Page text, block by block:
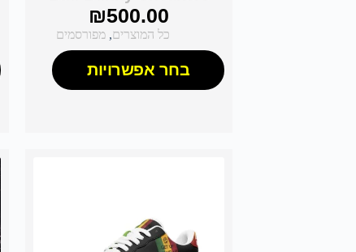
₪500.00
כל המוצרים,מפורסמים
בחר אפשרויות